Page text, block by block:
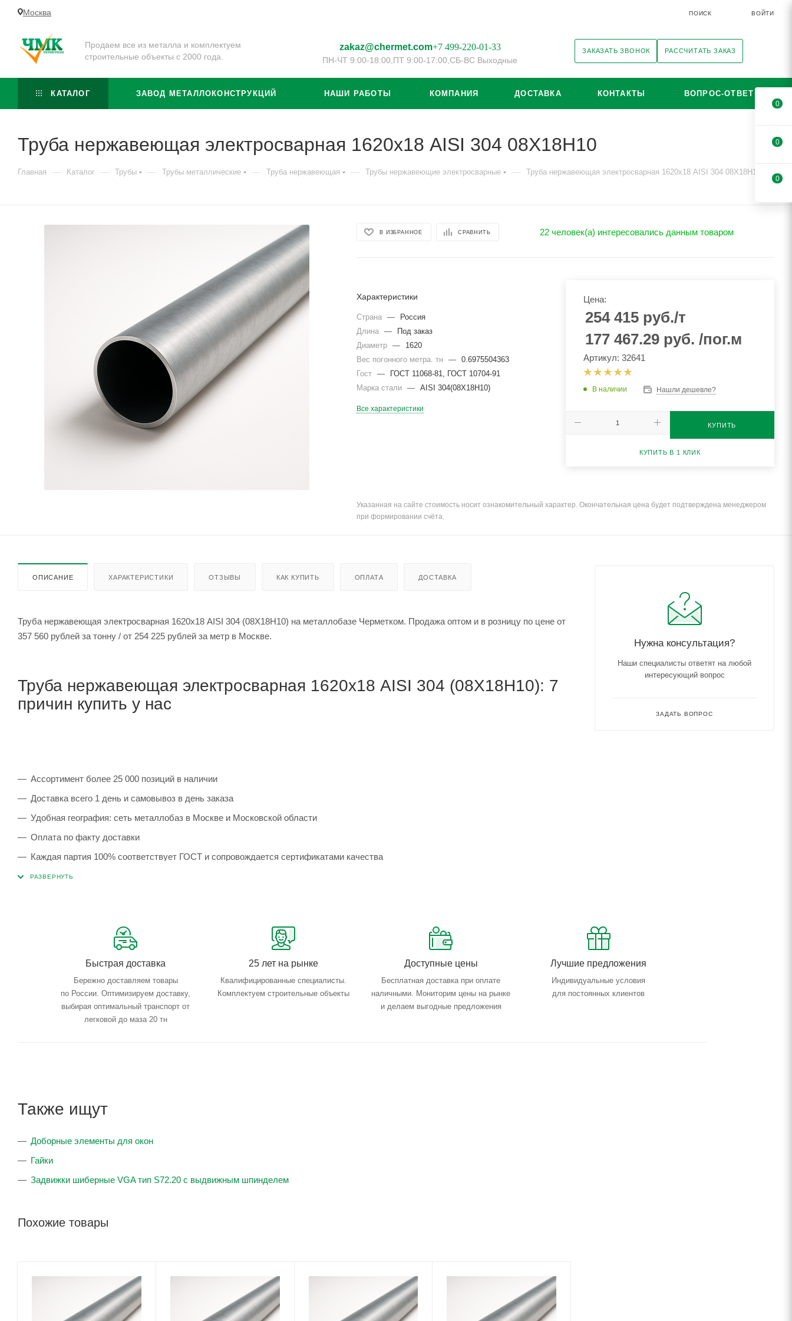
Москва ПОИСК ВОЙТИ
Продаем все из металла и комплектуем
строительные объекты с 2000 года.
zakaz@chermet.com+7 499-220-01-33
ПН-ЧТ 9:00-18:00, ПТ 9:00-17:00, СБ-ВС Выходные
ЗАКАЗАТЬ ЗВОНОК РАССЧИТАТЬ ЗАКАЗ
КАТАЛОГ ЗАВОД МЕТАЛЛОКОНСТРУКЦИЙ НАШИ РАБОТЫ КОМПАНИЯ ДОСТАВКА КОНТАКТЫ ВОПРОС-ОТВЕТ
Труба нержавеющая электросварная 1620х18 AISI 304 08Х18Н10
Главная — Каталог — Трубы — Трубы металлические — Труба нержавеющая — Трубы нержавеющие электросварные — Труба нержавеющая электросварная 1620х18 AISI 304 08Х18Н10
В ИЗБРАННОЕ СРАВНИТЬ 22 человек(а) интересовались данным товаром
Характеристики
Страна —
Россия
Длина
—
Под заказ
Диаметр
—
1620
Вес погонного метра. тн
—
0.6975504363
Гост
—
ГОСТ 11068-81, ГОСТ 10704-91
Марка стали
— AISI 304(08Х18Н10)
Все характеристики
Цена:
254 415руб./т
177 467.29 руб. /пог.м
Артикул: 32641
В наличии Нашли дешевле?
КУПИТЬ
КУПИТЬ В 1 КЛИК
Указанная на сайте стоимость носит ознакомительный характер. Окончательная цена будет подтверждена менеджером
при формировании счёта.
ОПИСАНИЕ ХАРАКТЕРИСТИКИ ОТЗЫВЫ КАК КУПИТЬ ОПЛАТА ДОСТАВКА
Труба нержавеющая электросварная 1620х18 AISI 304 (08Х18Н10) на металлобазе Черметком. Продажа оптом и в розницу по цене от
357 560 рублей за тонну / от 254 225 рублей за метр в Москве.
Труба нержавеющая электросварная 1620х18 AISI 304 (08Х18Н10): 7
причин купить у нас
Ассортимент более 25 000 позиций в наличии
Доставка всего 1 день и самовывоз в день заказа
Удобная география: сеть металлобаз в Москве и Московской области
Оплата по факту доставки
Каждая партия 100% соответствует ГОСТ и сопровождается сертификатами качества
Сервисные услуги: резка, гибка, металлообработка
Быстрая доставка
Бережно доставляем товары
по России. Оптимизируем доставку,
выбирая оптимальный транспорт от
легковой до маза 20 тн
25 лет на рынке
Квалифицированные специалисты.
Комплектуем строительные объекты
Доступные цены
Бесплатная доставка при оплате
наличными. Мониторим цены на рынке
и делаем выгодные предложения
Лучшие предложения
Индивидуальные условия
для постоянных клиентов
Также ищут
Доборные элементы для окон
Гайки
Задвижки шиберные VGA тип S72.20 с выдвижным шпинделем
Похожие товары
Нужна консультация?
Наши специалисты ответят на любой
интересующий вопрос
ЗАДАТЬ ВОПРОС
0
0
0